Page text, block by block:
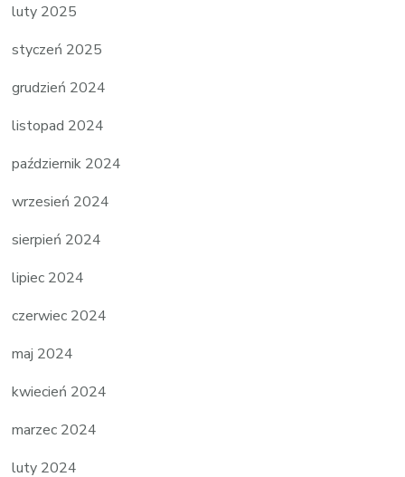
luty 2025
styczeń 2025
grudzień 2024
listopad 2024
październik 2024
wrzesień 2024
sierpień 2024
lipiec 2024
czerwiec 2024
maj 2024
kwiecień 2024
marzec 2024
luty 2024